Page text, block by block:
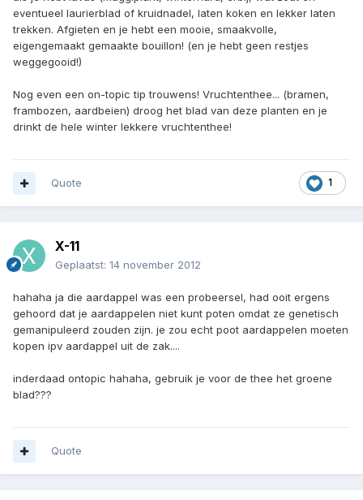
eventueel laurierblad of kruidnadel, laten koken en lekker laten
trekken. Afgieten en je hebt een mooie, smaakvolle,
eigengemaakt gemaakte bouillon! (en je hebt geen restjes
weggegooid!)
Nog even een on-topic tip trouwens! Vruchtenthee... (bramen,
frambozen, aardbeien) droog het blad van deze planten en je
drinkt de hele winter lekkere vruchtenthee!
1
Quote
X-11
Geplaatst: 14 november 2012
hahaha ja die aardappel was een probeersel, had ooit ergens
gehoord dat je aardappelen niet kunt poten omdat ze genetisch
gemanipuleerd zouden zijn. je zou echt poot aardappelen moeten
kopen ipv aardappel uit de zak....
inderdaad ontopic hahaha, gebruik je voor de thee het groene
blad???
Quote